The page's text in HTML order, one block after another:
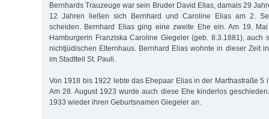
Bernhards Trauzeuge war sein Bruder David Elias, damals 29
12 Jahren ließen sich Bernhard und Caroline Elias am 2.
scheiden. Bernhard Elias ging eine zweite Ehe ein. Am 19.
Hamburgerin Franziska Caroline Giegeler (geb. 8.3.1881), auch
nichtjüdischen Elternhaus. Bernhard Elias wohnte in dieser Zeit
im Stadtteil St. Pauli.
Von 1918 bis 1922 lebte das Ehepaar Elias in der Marthastraße 5
Am 28. August 1923 wurde auch diese Ehe kinderlos
1933 wieder ihren Geburtsnamen Giegeler an.